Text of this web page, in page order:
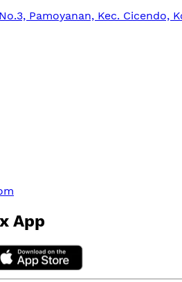
Pamoyanan, Kec. Cicendo,
App